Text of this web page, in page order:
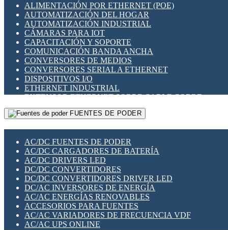
SENSORES INDUCTIVOS
TEMPORIZADORES
VARIACS
VARIADORES DE FRECUENCIA [VDF]
SECCIONADORES - INTERRUPTORES
MAQUINARIA
HERRAMIENTAS VARIAS
ILUMINACIÓN LED
INTERRUPTORES REED
INTERFACES DE RELÉ
OTROS RELÉS
PROTECCIÓN TÉRMICA
RELÉS AUTOMOTRICES
RELÉS DE SEÑAL
RELÉS DE ESTADO SÓLIDO SSR
RELÉS INDUSTRIALES
RELÉS MINIATURA DE POTENCIA
SENSORES MAGNÉTICOS
SWITCH Y MICROSWITCH
TARJETAS PI
UNIÓN Y DERIVACIÓN DE CABLE
ALIMENTACIÓN POR ETHERNET (POE)
AUTOMATIZACIÓN DEL HOGAR
AUTOMATIZACIÓN INDUSTRIAL
CÁMARAS PARA IOT
CAPACITACIÓN Y SOPORTE
COMUNICACIÓN BANDA ANCHA
CONVERSORES DE MEDIOS
CONVERSORES SERIAL A ETHERNET
DISPOSITIVOS I/O
ETHERNET INDUSTRIAL
EXTENSOR ETHERNET SOBRE CABLE COBRE
GATEWAY LORAWAN
GESTIÓN DE REDES
PLACAS MODULARES IOT
SWITCHES Y REDES WIFI
SOLUCIONES IOT
SOLUCIONES LORAWAN
SOLUCIONES RED CELULAR
SEGURIDAD PARA REDES
SWITCHES LAN
TELEFONÍA IP (VOIP)
VIGILANCIA IP (CCTV)
MESHTASTIC
FUENTES DE PODER
AC/DC FUENTES DE PODER
AC/DC CARGADORES DE BATERÍA
AC/DC DRIVERS LED
DC/DC CONVERTIDORES
DC/DC CONVERTIDORES DRIVER LED
DC/AC INVERSORES DE ENERGÍA
AC/AC ENERGÍAS RENOVABLES
ACCESORIOS PARA FUENTES
AC/AC VARIADORES DE FRECUENCIA VDF
AC/AC UPS ONLINE